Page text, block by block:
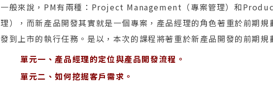
一般來說，PM有兩種：Project Management（專案管理）和
理），而新產品開發其實就是一個專案，產品經理的角色著重於前期
發到上市的執行任務。是以，本次的課程將著重於新產品開發的前期規
單元一、產品經理的定位與產品開發流程。
單元二、如何挖掘客戶需求。